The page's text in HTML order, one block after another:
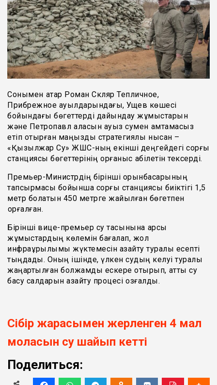
Сонымен қатар Роман Скляр Тепличное,
Прибрежное ауылдарындағы, Ущев көшесі
бойындағы бөгеттерді дайындау жұмыстарын
және Петропавл қаласын ауыз сумен қамтамасыз
етіп отырған маңызды стратегиялық нысан –
«Қызылжар Су» ЖШС-ның екінші деңгейдегі сорғы
станциясы бөгеттерінің қорғаныс қабілетін тексерді.
Премьер-Министрдің бірінші орынбасарының
тапсырмасы бойынша сорғы станциясы биіктігі 1,5
метр болатын 450 метрге жайылған бөгетпен
қорғалған.
Бірінші вице-премьер су тасқынына қарсы
жұмыстардың көлемін бағалап, жол
инфрақұрылымы жүктемесін азайту туралы есепті
тыңдады. Оның ішінде, үлкен судың келуі туралы
жаңартылған болжамды ескере отырып, қатты су
басу салдарын азайту процесі қозғалды.
Сібір жарасымен жерленген 4 мал
моласын су шайып кетті
Поделиться: